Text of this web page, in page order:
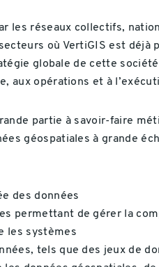
les réseaux collectifs,
où VertiGIS est
globale de cette
aux opérations et à
partie à savoir-faire
géospatiales à grande
des données
permettant de gérer la
les systèmes
tels que des jeux de